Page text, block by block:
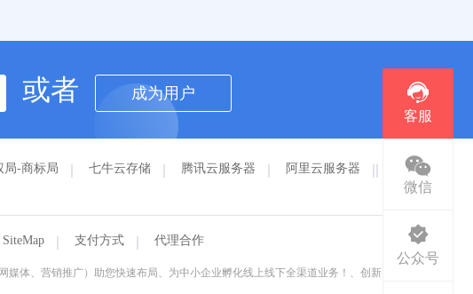
或者 成为用户
局-商标局 七牛云存储 腾讯云服务器 阿里云服务器
SiteMap 支付方式 代理合作
体、营销推广）助您快速布局、为中小企业孵化线上线下全渠道业务！、创新、便
客服
微信
公众号